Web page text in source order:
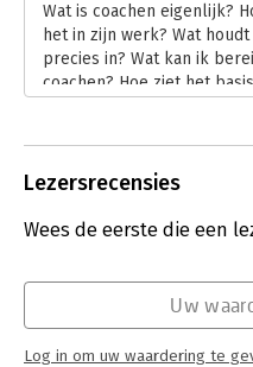
Wat is coachen eigenlijk?
het in zijn werk? Wat houdt
precies in? Wat kan ik
coachen? Hoe ziet het
Lezersrecensies
Wees de eerste die een
Uw
Log in om uw waardering te